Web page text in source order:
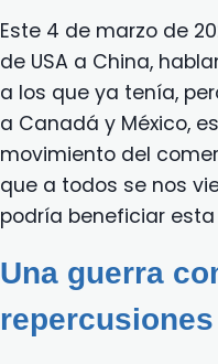
Este 4 de marzo de
de USA a China,
a los que ya tenía,
a Canadá y México,
movimiento del
que a todos se nos
podría beneficiar
Una guerra